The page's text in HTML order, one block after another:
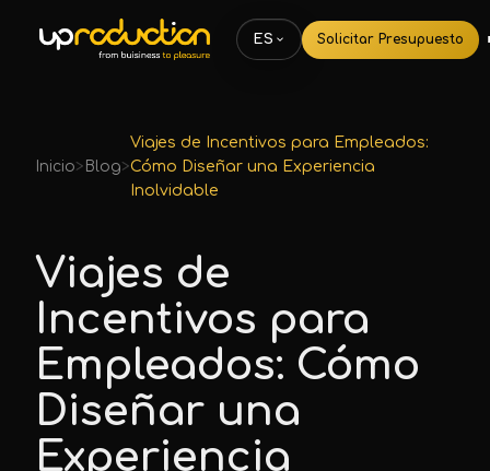
ES Solicitar Presupuesto
Inicio> Blog>
Viajes de Incentivos para Empleados:
Cómo Diseñar una Experiencia
Inolvidable
Viajes de
Incentivos para
Empleados: Cómo
Diseñar una
Experiencia